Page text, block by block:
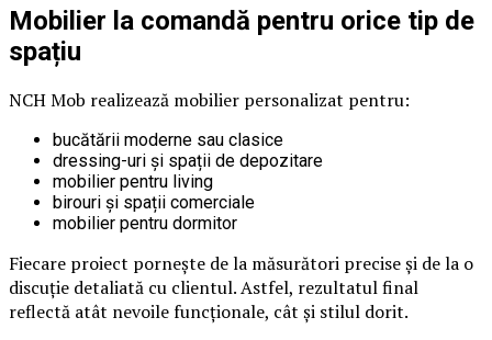
Mobilier la comandă pentru orice tip de
spațiu
NCH Mob realizează mobilier personalizat pentru:
bucătării moderne sau clasice
dressing-uri și spații de depozitare
mobilier pentru living
birouri și spații comerciale
mobilier pentru dormitor
Fiecare proiect pornește de la măsurători precise și de la o
discuție detaliată cu clientul. Astfel, rezultatul final
reflectă atât nevoile funcționale, cât și stilul dorit.